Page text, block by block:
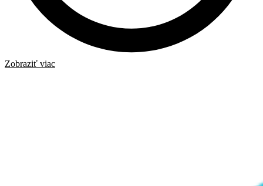
Zobraziť viac